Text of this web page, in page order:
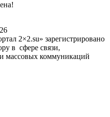
2×2.su» зарегистрировано
в сфере связи,
массовых коммуникаций